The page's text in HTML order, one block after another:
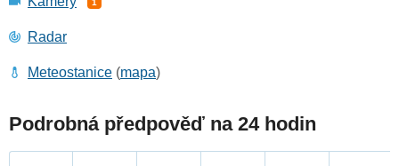
Radar
Meteostanice (mapa)
Podrobná předpověď na 24 hodin